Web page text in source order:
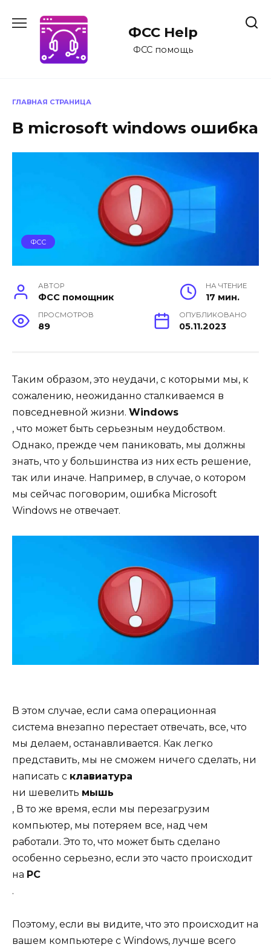
содержанию
ФСС Help
ФСС помощь
ГЛАВНАЯ СТРАНИЦА
В microsoft windows ошибка
ФСС
АВТОР
ФСС помощник
НА ЧТЕНИЕ
17 мин.
ПРОСМОТРОВ
89
ОПУБЛИКОВАНО
05.11.2023
Таким образом, это неудачи, с которыми мы, к
сожалению, неожиданно сталкиваемся в
повседневной жизни. Windows
, что может быть серьезным неудобством.
Однако, прежде чем паниковать, мы должны
знать, что у большинства из них есть решение,
так или иначе. Например, в случае, о котором
мы сейчас поговорим, ошибка Microsoft
Windows не отвечает.
В этом случае, если сама операционная
система внезапно перестает отвечать, все, что
мы делаем, останавливается. Как легко
представить, мы не сможем ничего сделать, ни
написать с клавиатура
ни шевелить мышь
, В то же время, если мы перезагрузим
компьютер, мы потеряем все, над чем
работали. Это то, что может быть сделано
особенно серьезно, если это часто происходит
на PC
.
Поэтому, если вы видите, что это происходит на
вашем компьютере с Windows, лучше всего